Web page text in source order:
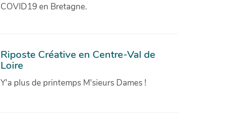
COVID19 en Bretagne.
Riposte Créative en Centre-Val de
Loire
Y'a plus de printemps M'sieurs Dames !